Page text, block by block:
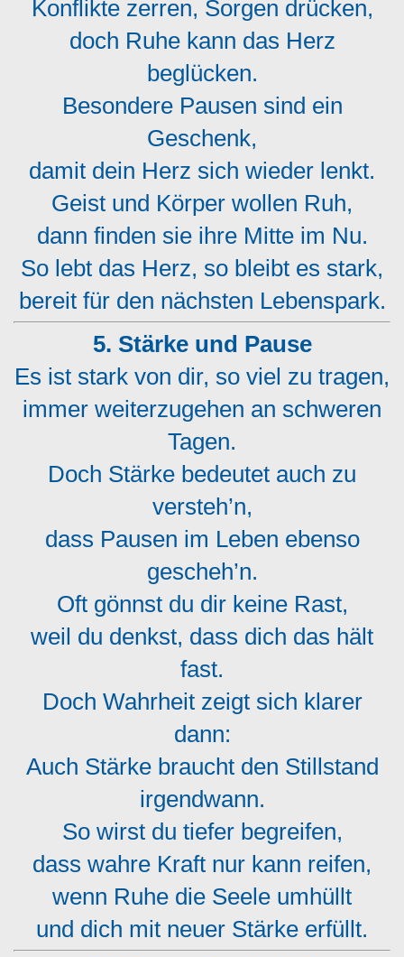
Konflikte zerren, Sorgen drücken,
doch Ruhe kann das Herz
beglücken.
Besondere Pausen sind ein
Geschenk,
damit dein Herz sich wieder lenkt.
Geist und Körper wollen Ruh,
dann finden sie ihre Mitte im Nu.
So lebt das Herz, so bleibt es stark,
bereit für den nächsten Lebenspark.
5. Stärke und Pause
Es ist stark von dir, so viel zu tragen,
immer weiterzugehen an schweren
Tagen.
Doch Stärke bedeutet auch zu
versteh’n,
dass Pausen im Leben ebenso
gescheh’n.
Oft gönnst du dir keine Rast,
weil du denkst, dass dich das hält
fast.
Doch Wahrheit zeigt sich klarer
dann:
Auch Stärke braucht den Stillstand
irgendwann.
So wirst du tiefer begreifen,
dass wahre Kraft nur kann reifen,
wenn Ruhe die Seele umhüllt
und dich mit neuer Stärke erfüllt.